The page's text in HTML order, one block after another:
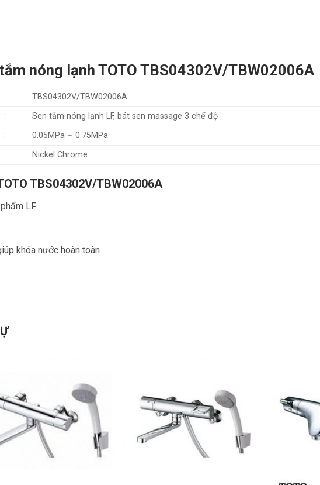
nóng lạnh TOTO TBS04302V/TBW02006A
:
TBS04302V/TBW02006A
:
Sen tắm nóng lạnh LF, bát sen massage 3 chế độ
:
0.05MPa ~ 0.75MPa
: Nickel Chrome
TBS04302V/TBW02006A
LF
khóa nước hoàn toàn
Add to
wishlist
wishlist